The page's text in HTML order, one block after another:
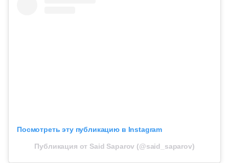
Посмотреть эту публикацию в Instagram
Публикация от Said Saparov (@said_saparov)